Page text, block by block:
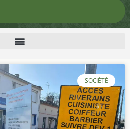
SOCIÉTÉ